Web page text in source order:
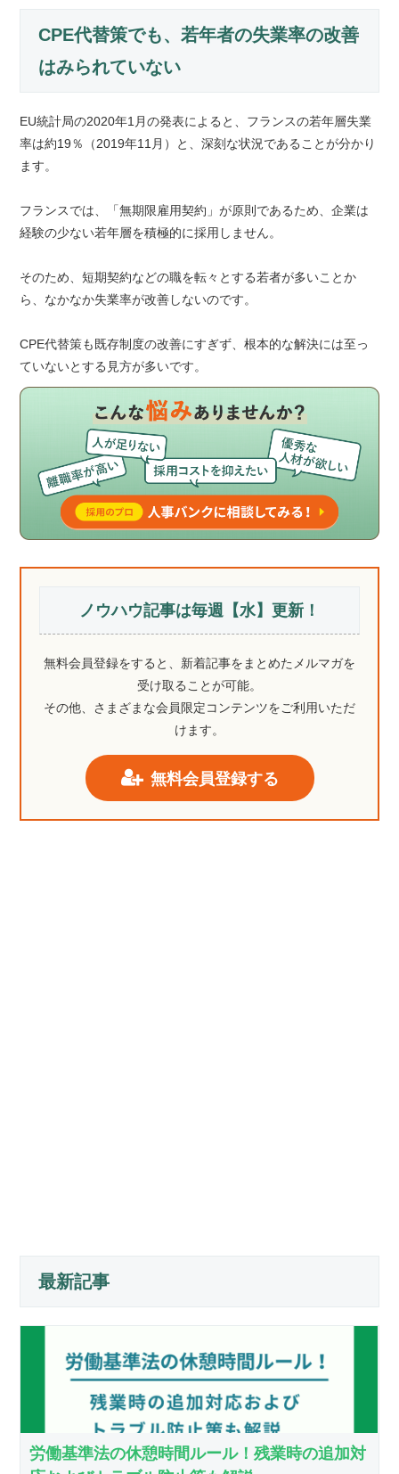
CPE代替策でも、若年者の失業率の改善
はみられていない
EU統計局の2020年1月の発表によると、フランスの若年層失業
率は約19％（2019年11月）と、深刻な状況であることが分かり
ます。
フランスでは、「無期限雇用契約」が原則であるため、企業は
経験の少ない若年層を積極的に採用しません。
そのため、短期契約などの職を転々とする若者が多いことか
ら、なかなか失業率が改善しないのです。
CPE代替策も既存制度の改善にすぎず、根本的な解決には至っ
ていないとする見方が多いです。
ノウハウ記事は毎週【水】更新！
無料会員登録をすると、新着記事をまとめたメルマガを
受け取ることが可能。
その他、さまざまな会員限定コンテンツをご利用いただ
けます。
無料会員登録する
最新記事
労働基準法の休憩時間ルール！残業時の追加対